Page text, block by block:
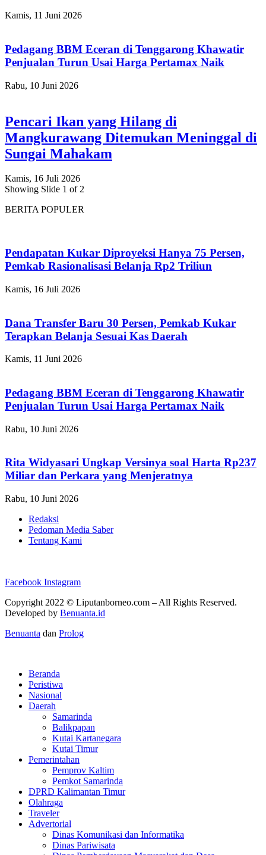
Kamis, 11 Juni 2026
Pedagang BBM Eceran di Tenggarong Khawatir
Penjualan Turun Usai Harga Pertamax Naik
Rabu, 10 Juni 2026
Pencari Ikan yang Hilang di
Mangkurawang Ditemukan Meninggal di
Sungai Mahakam
Kamis, 16 Juli 2026
Showing Slide 1 of 2
BERITA POPULER
Pendapatan Kukar Diproyeksi Hanya 75 Persen,
Pemkab Rasionalisasi Belanja Rp2 Triliun
Kamis, 16 Juli 2026
Dana Transfer Baru 30 Persen, Pemkab Kukar
Terapkan Belanja Sesuai Kas Daerah
Kamis, 11 Juni 2026
Pedagang BBM Eceran di Tenggarong Khawatir
Penjualan Turun Usai Harga Pertamax Naik
Rabu, 10 Juni 2026
Rita Widyasari Ungkap Versinya soal Harta Rp237
Miliar dan Perkara yang Menjeratnya
Rabu, 10 Juni 2026
Redaksi
Pedoman Media Saber
Tentang Kami
Facebook Instagram
Copyright 2022 © Liputanborneo.com – All Rights Reserved.
Developed by Benuanta.id
Benuanta dan Prolog
Beranda
Peristiwa
Nasional
Daerah
Samarinda
Balikpapan
Kutai Kartanegara
Kutai Timur
Pemerintahan
Pemprov Kaltim
Pemkot Samarinda
DPRD Kalimantan Timur
Olahraga
Traveler
Advertorial
Dinas Komunikasi dan Informatika
Dinas Pariwisata